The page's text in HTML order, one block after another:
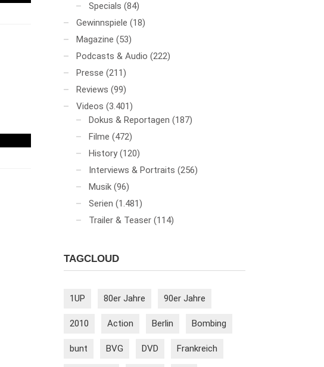
Specials (84)
Gewinnspiele (18)
Magazine (53)
Podcasts & Audio (222)
Presse (211)
Reviews (99)
Videos (3.401)
Dokus & Reportagen (187)
Filme (472)
History (120)
Interviews & Portraits (256)
Musik (96)
Serien (1.481)
Trailer & Teaser (114)
TAGCLOUD
1UP 80er Jahre 90er Jahre
2010 Action Berlin Bombing
bunt BVG DVD Frankreich